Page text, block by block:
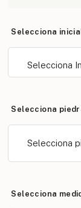
Selecciona
Selecciona
Selecciona
Selecciona